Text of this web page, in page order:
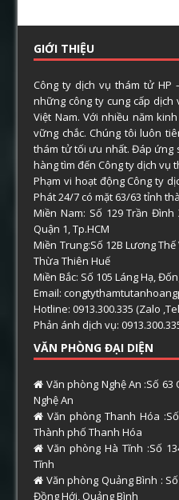
GIỚI THIỆU
Công ty dịch vụ thám tử HP
những công ty cung cấp
Việt Nam. Với nhiều năm
vững chắc. Chúng tôi luôn
thám tử tối ưu nhất. Đáp ứng
hàng tìm đến Công ty dịch vụ
Phạm vi hoạt động Công ty
Phát 24/7 có mặt 63/63 tỉnh
Miền Nam: Số 129 Trần
Quận 1, Tp.HCM
Miền Trung:Số 12B Lương
Thừa Thiên Huế
Miền Bắc: Số 105 Láng Hạ,
Email:
Hotline: 0913.300.335 (Zalo
Phản ánh dịch vụ:
VĂN PHÒNG ĐẠI DIỆN
Văn phòng Nghệ An :Số
Nghệ An
Văn phòng Thanh Hóa
Thành phố Thanh Hóa
Văn phòng Hà Tĩnh :Số
Tĩnh
Văn phòng Quảng Bình :
Đồng Hới, Quảng Bình